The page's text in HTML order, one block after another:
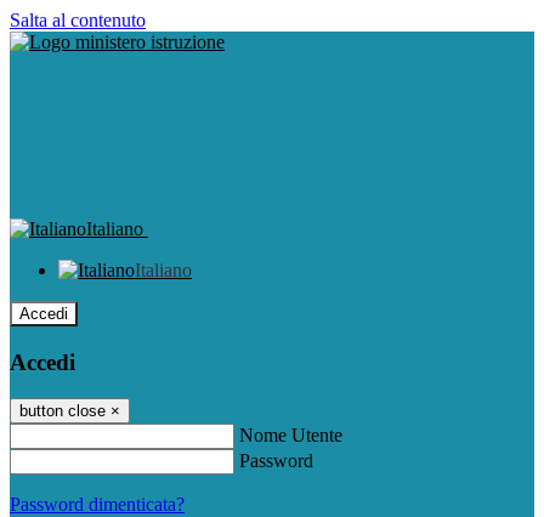
Salta al contenuto
Italiano
Italiano
Accedi
Accedi
button close ×
Nome Utente
Password
Password dimenticata?